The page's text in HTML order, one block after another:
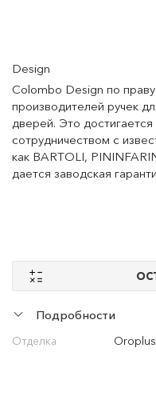
Design
Colombo Design по
производителей ручек
дверей. Это
сотрудничеством с
как BARTOLI,
дается заводская
Подробности
Отделка